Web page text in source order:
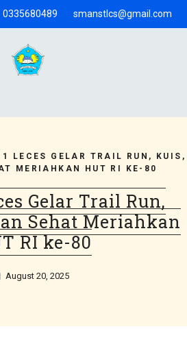
0335680489 smanstlcs@gmail.com
1 LECES GELAR TRAIL RUN, KUIS,
MERIAHKAN HUT RI KE-80
Gelar Trail Run,
Sehat Meriahkan
RI ke-80
August 20, 2025